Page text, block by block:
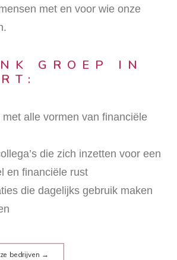
met en voor wie onze
GROEP IN
met alle vormen van financiële
die zich inzetten voor een
en financiële rust
die dagelijks gebruik maken
bedrijven →